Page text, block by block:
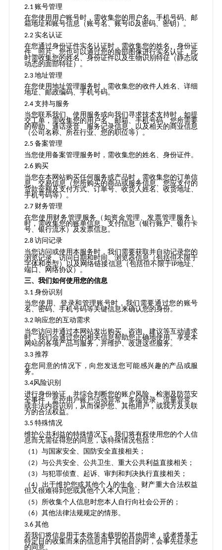
2.1 账号管理
在您使用用户账号时，需收集您的用户名、手机号码、邮
箱地址和 账号信息（ 账号名、 账号ID及密码、密钥）。
2.2 实名认证
在您通过身份证件实名认证时，需收集您的姓名、身份证
件、照片。您也可以通过您的脸部图像进行实名认证，此
时需收集您的姓名、身份证件以及生物识别特征（静态或
动态的面部特征） 。
2.3 地址管理
在您使用地址管理服务时，需收集您的收件人姓名、详细
地址、邮政编码、手机号码。
2.4 支持与服务
当您联系我们、使用服务或向我们寻求技术支持时，如提
交工单，需收集您的用户名、邮箱、手机号码、您所需要
的帮助、通话录音、服务记录信息，以及相关的商业信息
（公司名称、所在行业、您的职位等）。
2.5 备案管理
当您使用备案管理服务时，需收集您的姓名、身份证件。
2.6 购买
当您在本网站购买任何服务或产品时，需收集您的订单信
息、交易信息
（您所购买的商品或服务信息、您应支付的
货款金额及支付方式、订单号、收货人姓名、收货地址、
手机号码等）
。
2.7 财务管理
在您使用 财务管理 服务（如资金管理、发票管理服务）
时，需收集您的账单信息、支付信息（银行账户、银行卡
号、银行流水）及发票信息。
2.8 访问记录
当您访问或使用本服务时，我们需要获取并自动记录您的
浏览记录、访问日期和时间、浏览器信息（包括但不限于
字体和类型）以及网络链接信息（包括但不限于IP地址、
端口、网络协议）。
三、我们如何使用您的信息
3.1 身份识别
当您使用、登录和管理账号时，我们需要通过您的账号
名、密码、手机号码等关键信息来确认您的身份。
3.2 响应您的互动需求
当您访问并通过本网站发出购买、咨询、建议等互动请求
时，我们会通过您的相关信息帮助您正确地使用、享受本
网站的各项产品与服务，并维护、改进这些服务。
3.3 推荐
在您同意的情况下，向您发送您可能感兴趣的产品或服
务。
3.4风险识别
进行身份验证，并综合判断您的账户风险、检测及防范安
全事件，监控用户账户活动异常、多端登录、流量异常、
或非法内容识别，从而保护您、其他用户，或我方及关联
方的合法权益。
3.5 特殊情况
维护公共利益的特殊情况下，我们将有权使用您的个人信
息而无需征得您的同意，该特殊情况包括：
（ 1）与国家安全、国防安全直接相关；
（2）与公共安全、公共卫生、重大公共利益直接相关；
（ 3）与犯罪侦查、起诉、审判和判决执行直接相关；
（4）出于维护您或其他个人的生命、财产重大合法权益
但又很难得到您或其他个人本人同意；
（ 5）所收集个人信息时您本人自行向社会公开的；
（6）其他法律法规规定的情形。
3.6 其他
若我们将信息用于本政策未载明的其他用途，或者将基于
特定目的收集而来的信息用于其他目的时，会事先征求您
的同意。